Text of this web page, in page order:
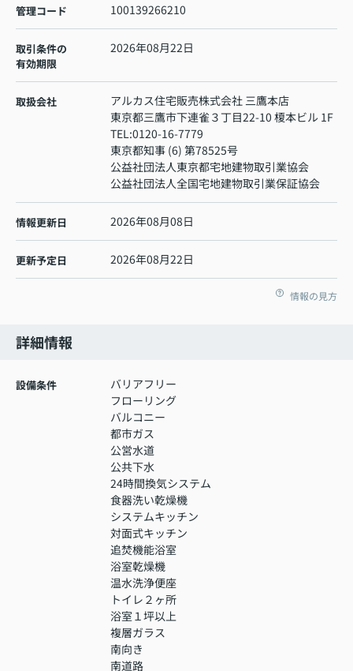
管理コード 100139266210
取引条件の
有効期限
2026年08月22日
取扱会社
アルカス住宅販売株式会社 三鷹本店
東京都三鷹市下連雀３丁目22-10 榎本ビル 1F
TEL:0120-16-7779
東京都知事 (6) 第78525号
公益社団法人東京都宅地建物取引業協会
公益社団法人全国宅地建物取引業保証協会
情報更新日 2026年08月08日
更新予定日 2026年08月22日
情報の見方
詳細情報
設備条件
バリアフリー
フローリング
バルコニー
都市ガス
公営水道
公共下水
24時間換気システム
食器洗い乾燥機
システムキッチン
対面式キッチン
追焚機能浴室
浴室乾燥機
温水洗浄便座
トイレ２ヶ所
浴室１坪以上
複層ガラス
南向き
南道路